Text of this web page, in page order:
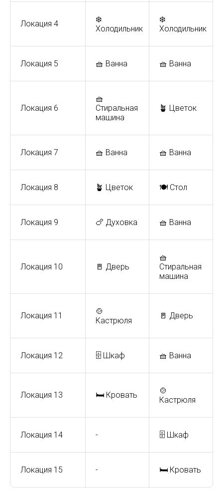
Локация 4
❄️
Холодильник
❄️
Холодильник
Локация 5 🧺 Ванна 🧺 Ванна
Локация 6
🧺
Стиральная
машина
🪴 Цветок
Локация 7 🧺 Ванна 🧺 Ванна
Локация 8 🪴 Цветок 🍽️ Стол
Локация 9 🍗 Духовка 🧺 Ванна
Локация 10 🚪 Дверь
🧺
Стиральная
машина
Локация 11
🍲
Кастрюля
🚪 Дверь
Локация 12 🗄️ Шкаф 🧺 Ванна
Локация 13 🛏️ Кровать
🍲
Кастрюля
Локация 14 - 🗄️ Шкаф
Локация 15 - 🛏️ Кровать